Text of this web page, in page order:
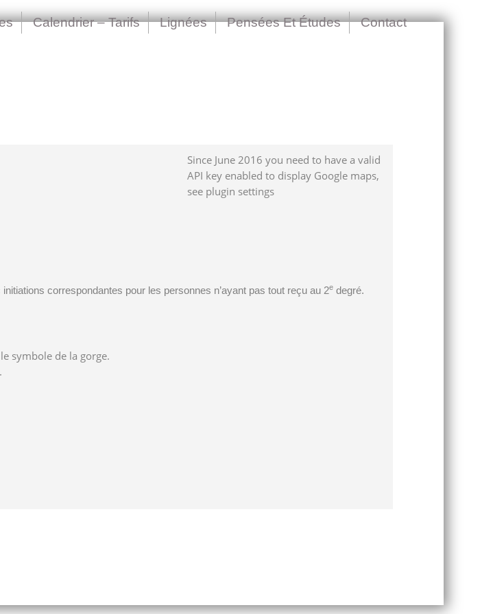
Calendrier – Tarifs Lignées Pensées Et Études Contact
Since June 2016 you need to have a valid
API key enabled to display Google maps,
see plugin settings
correspondantes pour les personnes n’ayant pas tout reçu au 2e degré.
symbole de la gorge.